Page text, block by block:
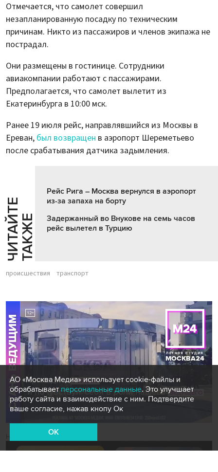
Отмечается, что самолет совершил
незапланированную посадку по техническим
причинам. Никто из пассажиров и членов экипажа не
пострадал.
Они размещены в гостинице. Сотрудники
авиакомпании работают с пассажирами.
Предполагается, что самолет вылетит из
Екатеринбурга в 10:00 мск.
Ранее 19 июля рейс, направлявшийся из Москвы в
Ереван, был возвращен в аэропорт Шереметьево
после срабатывания датчика задымления.
Ч
И
Т
АЙ
Т
Е
Т
А
К
ЖЕ
Рейс Рига – Москва вернулся в аэропорт
из-за запаха на борту
Задержанный во Внукове на семь часов
рейс вылетел в Турцию
происшествия транспорт
Новости СМИ2
АО «Москва Медиа» использует cookie-файлы и
обрабатывает персональные данные. Это улучшает
работу сайта и взаимодействие с ним. Подтвердите
ваше согласие, нажав кнопу Ок
OK